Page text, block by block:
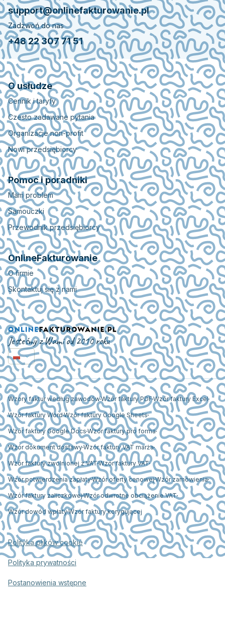
support@onlinefakturowanie.pl
Zadzwoń do nas
+48 22 307 71 51
O usłudze
Cennik i taryfy
Czesto zadawane pytania
Organizacje non-profit
Nowi przedsiębiorcy
Pomoc i poradniki
Mam problem
Samouczki
Przewodnik przedsiębiorcy
OnlineFakturowanie
O firmie
Skontaktuj się z nami
Jesteśmy z Wami od 2010 roku
Wzory faktur według zawodówWzór faktury PDFWzór faktury Excel
Wzór faktury Word Wzór faktury Google Sheets
Wzór faktury Google Docs Wzór faktury pro forma
Wzór dokument dostawyWzór faktury VAT marża
Wzór faktury zwolnionej z VATWzór faktury VAT
Wzór potwierdzenia zapłatyWzór oferty cenowejWzór zamówienia
Wzór faktury zaliczkowejWzór odwrotne obciążenie VAT
Wzór dowód wpłatyWzór faktury korygującej
Polityka plików cookie
Polityka prywatności
Postanowienia wstępne